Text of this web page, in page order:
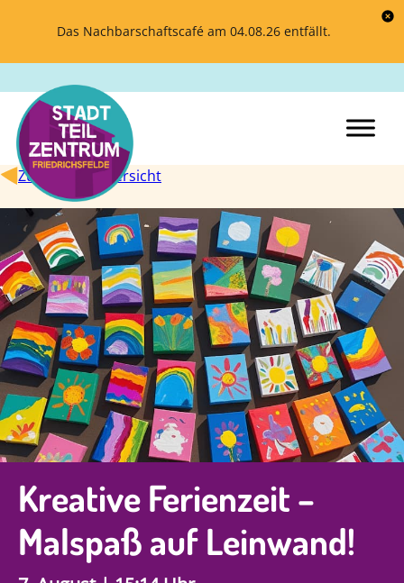
Das Nachbarschaftscafé am 04.08.26 entfällt.
Zurück zur Übersicht
Kreative Ferienzeit –
Malspaß auf Leinwand!